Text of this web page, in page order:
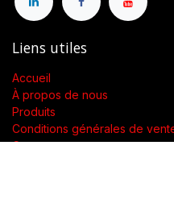
Liens utiles
Accueil
À propos de nous
Produits
Conditions générales de
Contactez-nous